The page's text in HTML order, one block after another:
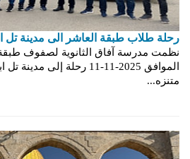
رحلة طلاب طبقة العاشر الى مدينة تل
نظمت مدرسة آفاق الثانوية لصفوف طبقة
الموافق 2025-11-11 رحلة
متنزه...